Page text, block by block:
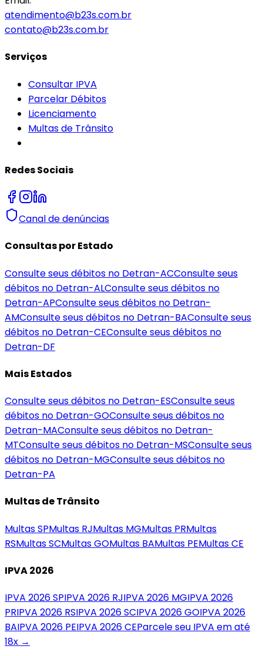
atendimento@b23s.com.br
contato@b23s.com.br
Serviços
Consultar IPVA
Parcelar Débitos
Licenciamento
Multas de Trânsito
Redes Sociais
Canal de denúncias
Consultas por Estado
Consulte seus débitos no Detran-ACConsulte seus
débitos no Detran-ALConsulte seus débitos no
Detran-APConsulte seus débitos no Detran-
AMConsulte seus débitos no Detran-BAConsulte seus
débitos no Detran-CEConsulte seus débitos no
Detran-DF
Mais Estados
Consulte seus débitos no Detran-ESConsulte seus
débitos no Detran-GOConsulte seus débitos no
Detran-MAConsulte seus débitos no Detran-
MTConsulte seus débitos no Detran-MSConsulte seus
débitos no Detran-MGConsulte seus débitos no
Detran-PA
Multas de Trânsito
MultasSPMultas RJMultas MGMultas PRMultas
RSMultasSCMultasGOMultas BAMultas PEMultasCE
IPVA 2026
IPVA 2026SPIPVA 2026 RJIPVA 2026 MGIPVA 2026
PRIPVA 2026 RSIPVA 2026SCIPVA 2026GOIPVA 2026
BAIPVA 2026 PEIPVA 2026CEParcele seu IPVA em até
18x →